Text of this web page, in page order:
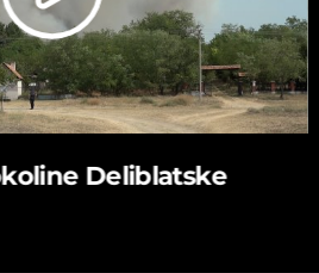
Deliblatske